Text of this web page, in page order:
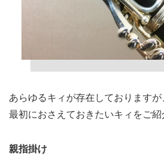
あらゆるキィが存在しております
最初におさえておきたいキィをご紹
親指掛け